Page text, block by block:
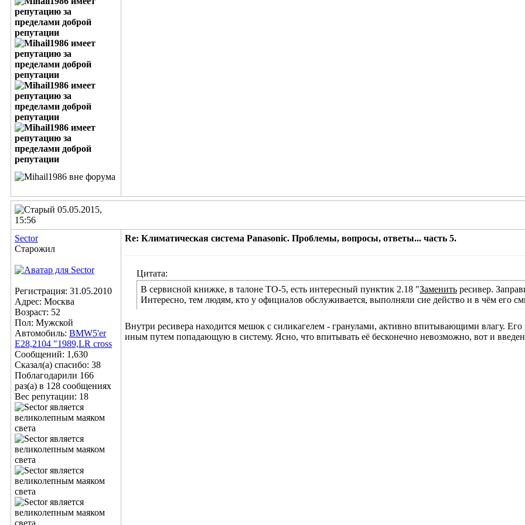
05.05.2015,
15:56
Sector
Старожил
Регистрация: 31.05.2010
Адрес: Москва
Возраст: 52
Пол: Мужской
Автомобиль: BMW5'er
Е28,2104 "1989,LR cross
Сообщений: 1,630
Сказал(а) спасибо: 38
Поблагодарили 166
раз(а) в 128 сообщениях
Вес репутации: 18
Re: Климатическая система Panasonic. Проблемы, вопросы, ответы... часть 5.
Цитата:
В сервисной книжке, в талоне ТО-5, есть интересный пунктик 2.18 "Заменить ресивер.
Интересно, тем людям, кто у официалов обслуживается, выполняли сие действо и в чём его
Внутри ресивера находится мешок с силикагелем - гранулами, активно впитывающими влагу. Его
иным путем попадающую в систему. Ясно, что впитывать её бесконечно невозможно, вот и введен